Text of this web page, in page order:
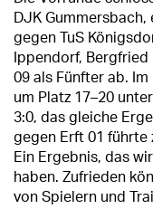
DJK
gegen TuS
Ippendorf,
09 als Fünfter ab.
um Platz 17–20
3:0, das gleiche
gegen Erft 01 führte
Ein Ergebnis, das
haben. Zufrieden
von Spielern und